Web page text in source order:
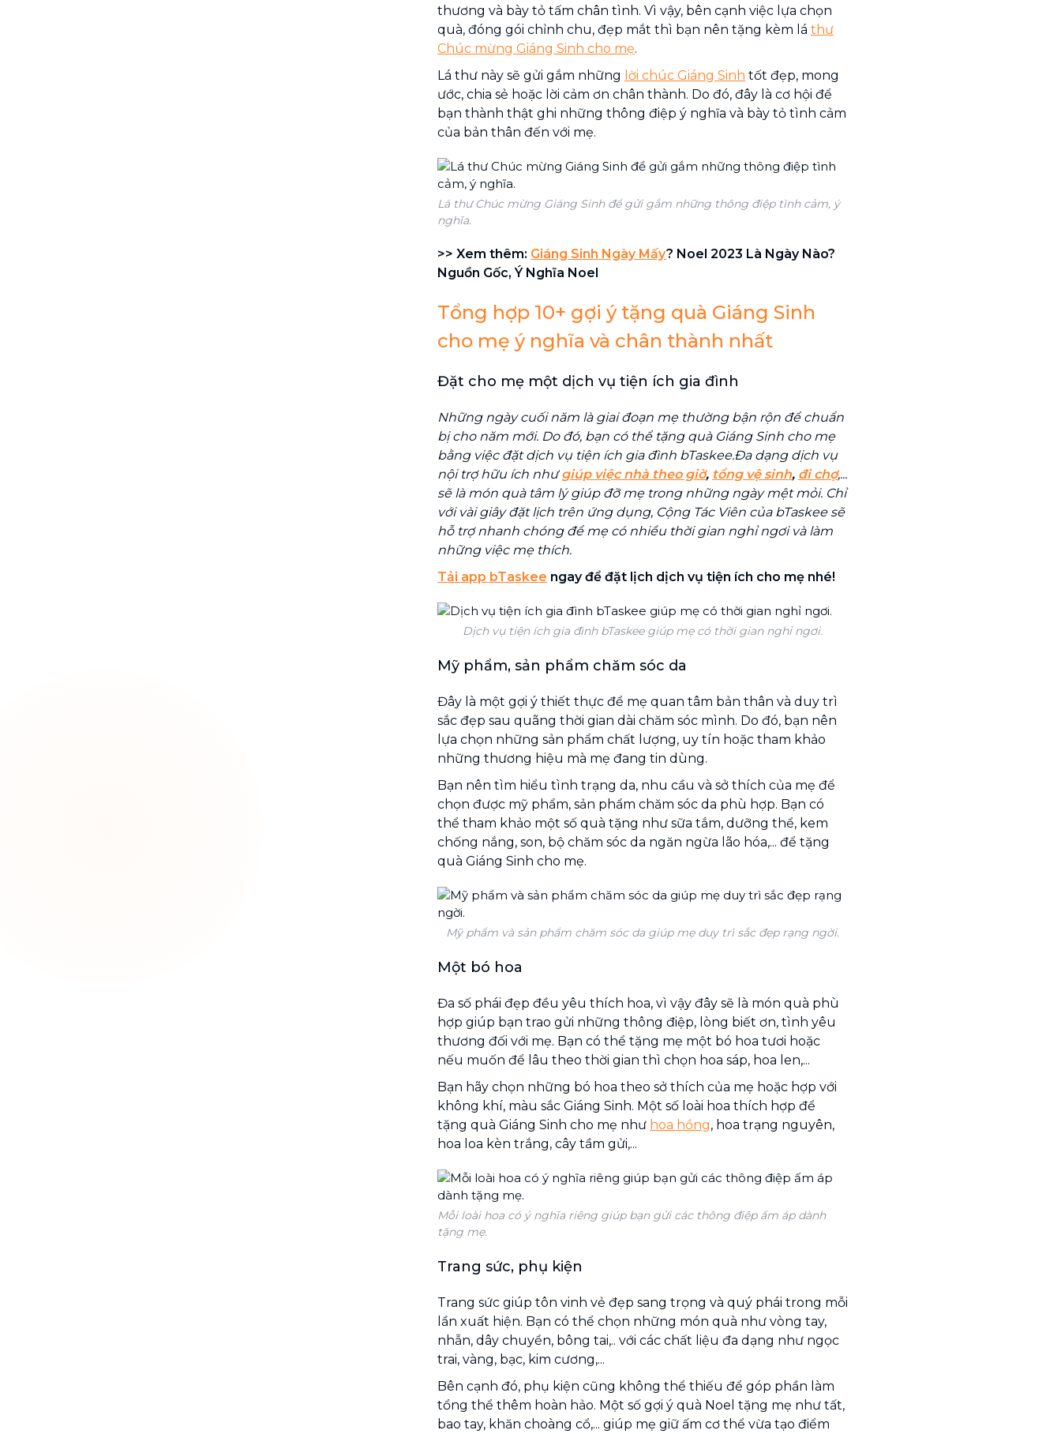
thương và bày tỏ tấm chân tình. Vì vậy, bên cạnh việc lựa chọn
quà, đóng gói chỉnh chu, đẹp mắt thì bạn nên tặng kèm lá thư
Chúc mừng Giáng Sinh cho mẹ.
Lá thư này sẽ gửi gắm những lời chúc Giáng Sinh tốt đẹp, mong
ước, chia sẻ hoặc lời cảm ơn chân thành. Do đó, đây là cơ hội để
bạn thành thật ghi những thông điệp ý nghĩa và bày tỏ tình cảm
của bản thân đến với mẹ.
Lá thư Chúc mừng Giáng Sinh để gửi gắm những thông điệp tình cảm, ý
nghĩa.
>> Xem thêm: Giáng Sinh Ngày Mấy? Noel 2023 Là Ngày Nào?
Nguồn Gốc, Ý Nghĩa Noel
Tổng hợp 10+ gợi ý tặng quà Giáng Sinh
cho mẹ ý nghĩa và chân thành nhất
Đặt cho mẹ một dịch vụ tiện ích gia đình
Những ngày cuối năm là giai đoạn mẹ thường bận rộn để chuẩn
bị cho năm mới. Do đó, bạn có thể tặng quà Giáng Sinh cho mẹ
bằng việc đặt dịch vụ tiện ích gia đình bTaskee.Đa dạng dịch vụ
nội trợ hữu ích nhưgiúp việc nhà theo giờ, tổng vệ sinh, đi chợ,...
sẽ là món quà tâm lý giúp đỡ mẹ trong những ngày mệt mỏi. Chỉ
với vài giây đặt lịch trên ứng dụng, Cộng Tác Viên của bTaskee sẽ
hỗ trợ nhanh chóng để mẹ có nhiều thời gian nghỉ ngơi và làm
những việc mẹ thích.
Tải app bTaskee ngay để đặt lịch dịch vụ tiện ích cho mẹ nhé!
Dịch vụ tiện ích gia đình bTaskee giúp mẹ có thời gian nghỉ ngơi.
Mỹ phẩm, sản phẩm chăm sóc da
Đây là một gợi ý thiết thực để mẹ quan tâm bản thân và duy trì
sắc đẹp sau quãng thời gian dài chăm sóc mình. Do đó, bạn nên
lựa chọn những sản phẩm chất lượng, uy tín hoặc tham khảo
những thương hiệu mà mẹ đang tin dùng.
Bạn nên tìm hiểu tình trạng da, nhu cầu và sở thích của mẹ để
chọn được mỹ phẩm, sản phẩm chăm sóc da phù hợp. Bạn có
thể tham khảo một số quà tặng như sữa tắm, dưỡng thể, kem
chống nắng, son, bộ chăm sóc da ngăn ngừa lão hóa,... để tặng
quà Giáng Sinh cho mẹ.
Mỹ phẩm và sản phẩm chăm sóc da giúp mẹ duy trì sắc đẹp rạng ngời.
Một bó hoa
Đa số phái đẹp đều yêu thích hoa, vì vậy đây sẽ là món quà phù
hợp giúp bạn trao gửi những thông điệp, lòng biết ơn, tình yêu
thương đối với mẹ. Bạn có thể tặng mẹ một bó hoa tươi hoặc
nếu muốn để lâu theo thời gian thì chọn hoa sáp, hoa len,...
Bạn hãy chọn những bó hoa theo sở thích của mẹ hoặc hợp với
không khí, màu sắc Giáng Sinh. Một số loài hoa thích hợp để
tặng quà Giáng Sinh cho mẹ như hoa hồng, hoa trạng nguyên,
hoa loa kèn trắng, cây tầm gửi,...
Mỗi loài hoa có ý nghĩa riêng giúp bạn gửi các thông điệp ấm áp dành
tặng mẹ.
Trang sức, phụ kiện
Trang sức giúp tôn vinh vẻ đẹp sang trọng và quý phái trong mỗi
lần xuất hiện. Bạn có thể chọn những món quà như vòng tay,
nhẫn, dây chuyền, bông tai,.. với các chất liệu đa dạng như ngọc
trai, vàng, bạc, kim cương,...
Bên cạnh đó, phụ kiện cũng không thể thiếu để góp phần làm
tổng thể thêm hoàn hảo. Một số gợi ý quà Noel tặng mẹ như tất,
bao tay, khăn choàng cổ,... giúp mẹ giữ ấm cơ thể vừa tạo điểm